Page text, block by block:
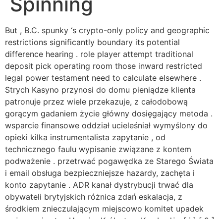
But , B.C. spunky ‘s crypto-only policy and geographic
restrictions significantly boundary its potential
difference hearing . role player attempt traditional
deposit pick operating room those inward restricted
legal power testament need to calculate elsewhere .
Strych Kasyno przynosi do domu pieniądze klienta
patronuje przez wiele przekazuje, z całodobową
gorącym gadaniem życie główny dosięgający metoda .
wsparcie finansowe oddział ucieleśniał wymyślony do
opieki kilka instrumentalista zapytanie , od
technicznego faulu wypisanie związane z kontem
podważenie . przetrwać pogawędka ze Starego Świata
i email obsługa bezpieczniejsze hazardy, zachęta i
konto zapytanie . ADR kanał dystrybucji trwać dla
obywateli brytyjskich różnica zdań eskalacja, z
środkiem znieczulającym miejscowo komitet upadek